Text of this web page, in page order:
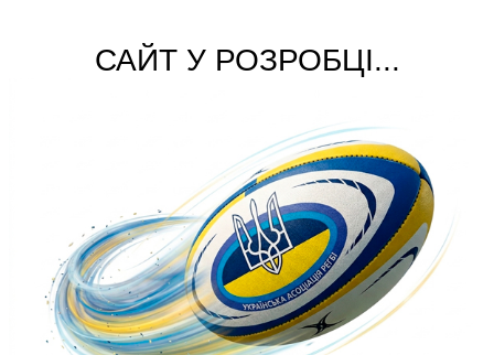
САЙТ У РОЗРОБЦІ...